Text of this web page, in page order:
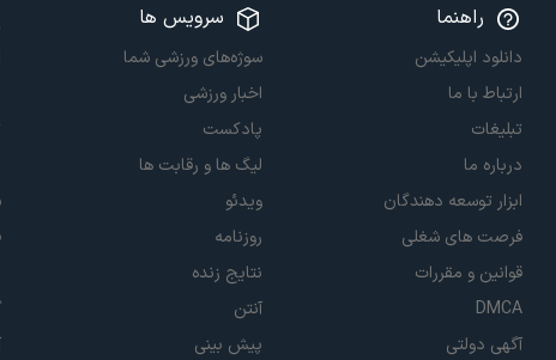
راهنما
دانلود اپلیکیشن
ارتباط با ما
تبلیغات
درباره ما
ابزار توسعه دهندگان
فرصت های شغلی
قوانین و مقررات
DMCA
آگهی دولتی
سرویس ها
سوژه‌های ورزشی شما
اخبار ورزشی
پادکست
لیگ ها و رقابت ها
ویدئو
روزنامه
نتایج زنده
آنتن
پیش بینی